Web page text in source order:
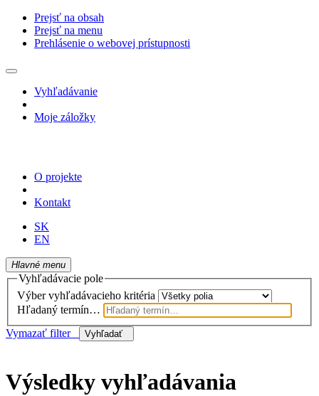
Prejsť na obsah
Prejsť na menu
Prehlásenie o webovej prístupnosti
Vyhľadávanie
Moje záložky
O projekte
Kontakt
SK
EN
Hlavné menu
Vyhľadávacie pole
Výber vyhľadávacieho kritéria
Hľadaný termín…
Vymazať filter
Vyhľadať
Výsledky vyhľadávania